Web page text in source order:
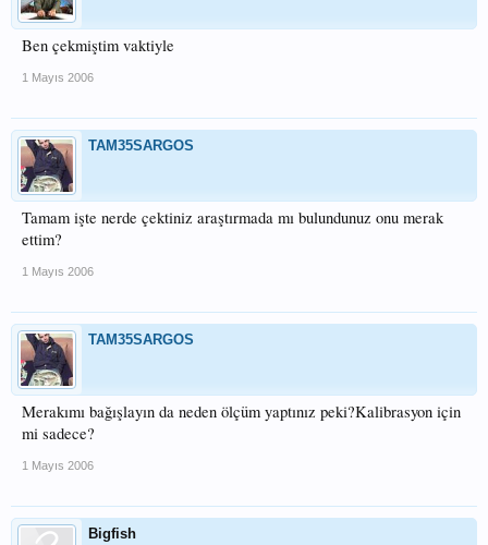
Ben çekmiştim vaktiyle
1 Mayıs 2006
TAM35SARGOS
Tamam işte nerde çektiniz araştırmada mı bulundunuz onu merak
ettim?
1 Mayıs 2006
TAM35SARGOS
Merakımı bağışlayın da neden ölçüm yaptınız peki?Kalibrasyon için
mi sadece?
1 Mayıs 2006
Bigfish